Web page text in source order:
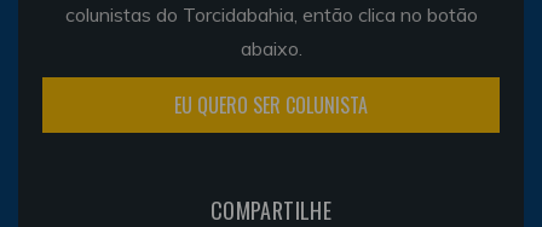
colunistas do Torcidabahia, então clica no botão
abaixo.
EU QUERO SER COLUNISTA
COMPARTILHE